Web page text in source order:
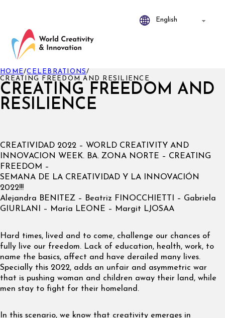
CREATING FREEDOM AND
RESILIENCE
HOME/CELEBRATIONS/
CREATING FREEDOM AND RESILIENCE
CREATIVIDAD 2022 – WORLD CREATIVITY AND
INNOVACION WEEK. BA. ZONA NORTE – CREATING
FREEDOM –
SEMANA DE LA CREATIVIDAD Y LA INNOVACIÓN
2022!!!
Alejandra BENITEZ – Beatriz FINOCCHIETTI – Gabriela
GIURLANI – María LEONE – Margit LJOSAA
Hard times, lived and to come, challenge our chances of
fully live our freedom. Lack of education, health, work, to
name the basics, affect and have derailed many lives.
Specially this 2022, adds an unfair and asymmetric war
that is pushing woman and children away their land, while
men stay to fight for their homeland.
In this scenario, we know that creativity emerges in